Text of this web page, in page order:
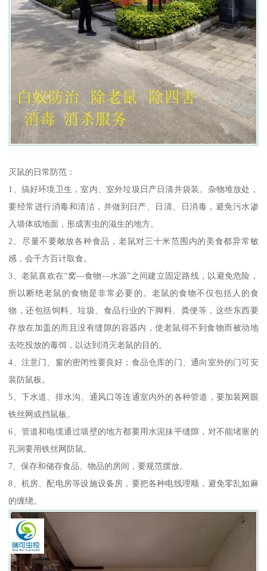
灭鼠的日常防范：
1、搞好环境卫生，室内、室外垃圾日产日清并袋装。杂物堆放处，
要经常进行消毒和清洁，并做到日产、日清、日消毒，避免污水渗
入墙体或地面，形成害虫的滋生的地方。
2、尽量不要敞放各种食品，老鼠对三十米范围内的美食都异常敏
感，会千方百计取食。
3、老鼠喜欢在“窝—食物—水源”之间建立固定路线，以避免危险，
所以断绝老鼠的食物是非常必要的。老鼠的食物不仅包括人的食
物，还包括饲料、垃圾、食品行业的下脚料、粪便等，这些东西要
存放在加盖的而且没有缝隙的容器内，使老鼠得不到食物而被动地
去吃投放的毒饵，以达到消灭老鼠的目的。
4、注意门、窗的密闭性要良好；食品仓库的门、通向室外的门可安
装防鼠板。
5、下水道、排水沟、通风口等连通室内外的各种管道，要加装网眼
铁丝网或挡鼠板。
6、管道和电缆通过墙壁的地方都要用水泥抹平缝隙，对不能堵塞的
孔洞要用铁丝网防鼠。
7、保存和储存食品、物品的房间，要规范摆放。
8、机房、配电房等设施设备房，要把各种电线理顺，避免零乱如麻
的缠绕。